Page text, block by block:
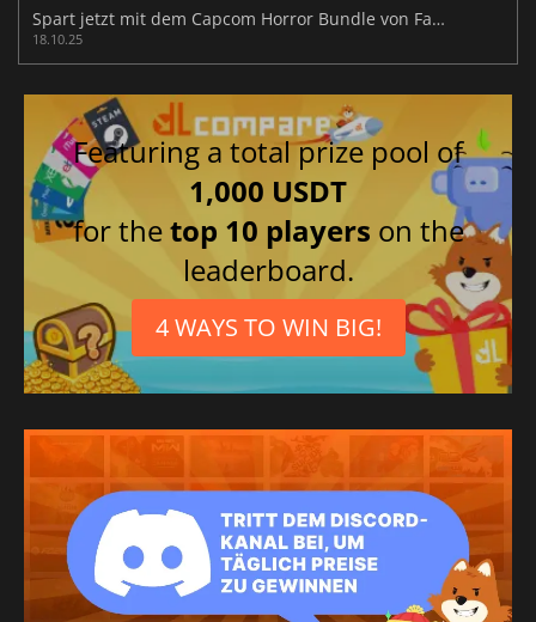
Spart jetzt mit dem Capcom Horror Bundle von Fanatical!
18.10.25
Featuring a total prize pool of
1,000 USDT
for thetop 10 players on the
leaderboard.
4 WAYS TO WIN BIG!